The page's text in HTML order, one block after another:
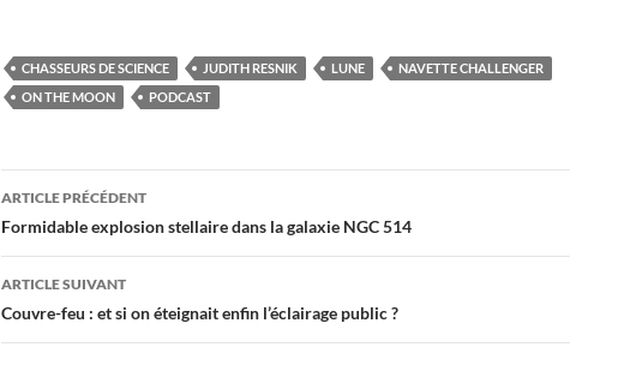
CHASSEURS DE SCIENCE JUDITH RESNIK LUNE
NAVETTE CHALLENGER
ON THE MOON
PODCAST
Navigation
des
articles
ARTICLE PRÉCÉDENT
Formidable explosion stellaire dans la galaxie NGC 514
ARTICLE SUIVANT
Couvre-feu : et si on éteignait enfin l’éclairage public ?